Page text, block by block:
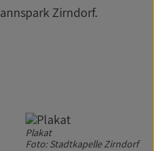
Zirndorf.
Plakat
Foto: Stadtkapelle Zirndorf